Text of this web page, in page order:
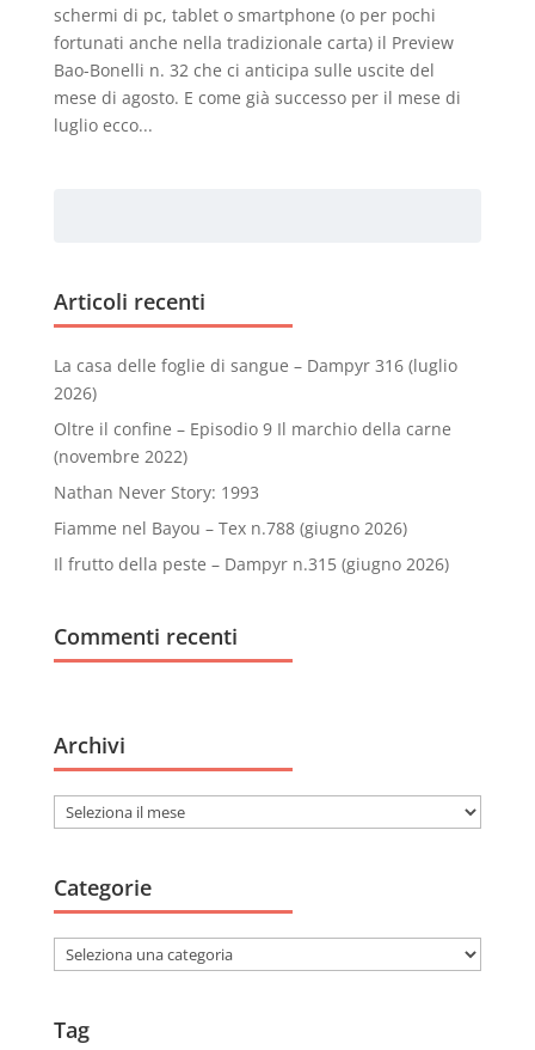
schermi di pc, tablet o smartphone (o per pochi
fortunati anche nella tradizionale carta) il Preview
Bao-Bonelli n. 32 che ci anticipa sulle uscite del
mese di agosto. E come già successo per il mese di
luglio ecco...
Articoli recenti
La casa delle foglie di sangue – Dampyr 316 (luglio
2026)
Oltre il confine – Episodio 9 Il marchio della carne
(novembre 2022)
Nathan Never Story: 1993
Fiamme nel Bayou – Tex n.788 (giugno 2026)
Il frutto della peste – Dampyr n.315 (giugno 2026)
Commenti recenti
Archivi
Archivi
Categorie
Categorie
Tag